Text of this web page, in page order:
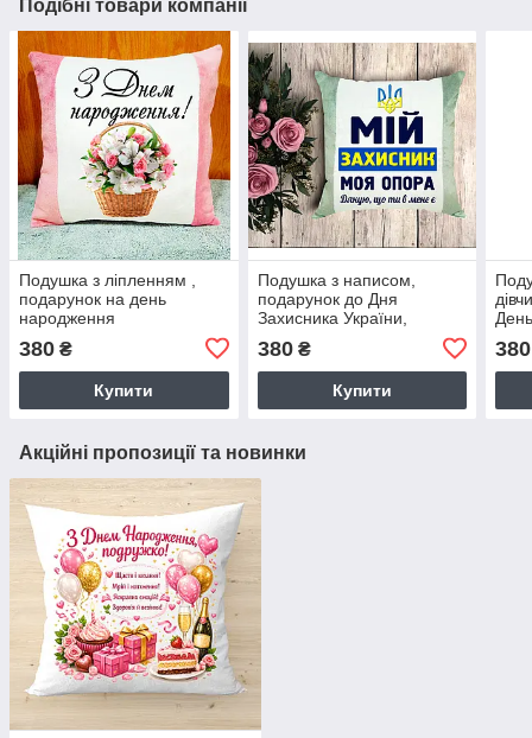
Подібні товари компанії
Подушка з ліпленням ,
подарунок на день
народження
380 ₴
Купити
Подушка з написом,
подарунок до Дня
Захисника України,
подарунок на 14 жовтня.
Колір подушки - СІРИЙ
380₴
Купити
380
Акційні пропозиції та новинки